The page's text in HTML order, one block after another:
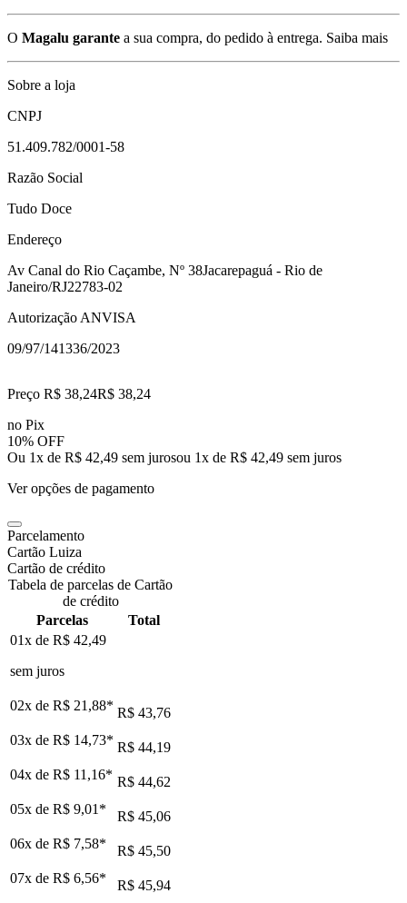
O Magalu garante a sua compra, do pedido à entrega. Saiba mais
Sobre a loja
CNPJ
51.409.782/0001-58
Razão Social
Tudo Doce
Endereço
Av Canal do Rio Caçambe, Nº 38Jacarepaguá - Rio de
Janeiro/RJ22783-02
Autorização ANVISA
09/97/141336/2023
Preço R$ 38,24R$ 38,24
no Pix
10% OFF
Ou 1x de R$ 42,49 sem jurosou 1x de R$ 42,49 sem juros
Ver opções de pagamento
Parcelamento
Cartão Luiza
Cartão de crédito
Tabela de parcelas de Cartão
de crédito
Parcelas
Total
01x de R$ 42,49
sem juros
02x de R$ 21,88* R$ 43,76
03x de R$ 14,73* R$ 44,19
04x de R$ 11,16* R$ 44,62
05x de R$ 9,01 *
R$ 45,06
06x de R$ 7,58*
R$ 45,50
07x de R$ 6,56*
R$ 45,94